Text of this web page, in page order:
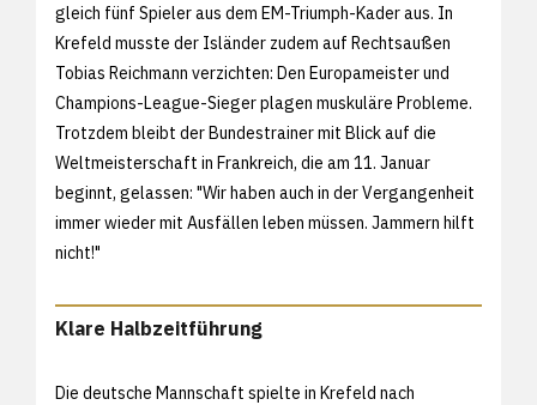
gleich fünf Spieler aus dem EM-Triumph-Kader aus. In
Krefeld musste der Isländer zudem auf Rechtsaußen
Tobias Reichmann verzichten: Den Europameister und
Champions-League-Sieger plagen muskuläre Probleme.
Trotzdem bleibt der Bundestrainer mit Blick auf die
Weltmeisterschaft in Frankreich, die am 11. Januar
beginnt, gelassen: "Wir haben auch in der Vergangenheit
immer wieder mit Ausfällen leben müssen. Jammern hilft
nicht!"
Klare Halbzeitführung
Die deutsche Mannschaft spielte in Krefeld nach